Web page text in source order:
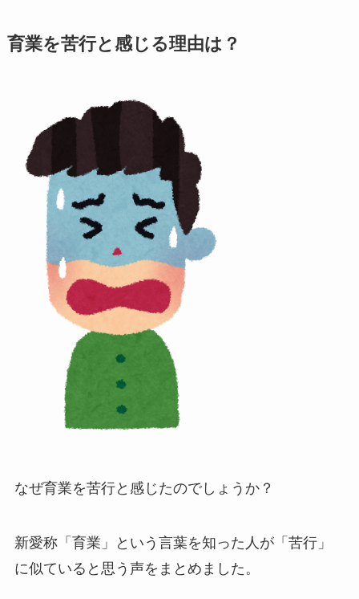
育業を苦行と感じる理由は？
なぜ育業を苦行と感じたのでしょうか？
新愛称「育業」という言葉を知った人が「苦行」
に似ていると思う声をまとめました。